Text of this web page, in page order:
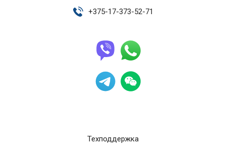
+375-17-373-52-71
Техподдержка